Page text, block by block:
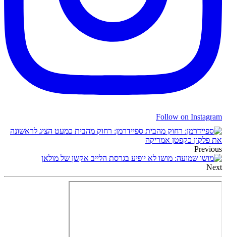
Follow on Instagram
ספיידרמן: רחוק מהבית כמעט הציג לראשונה
את פלקון כקפטן אמריקה
Previous
שמועה: מושו לא יופיע בגרסת הלייב אקשן של מולאן
Next